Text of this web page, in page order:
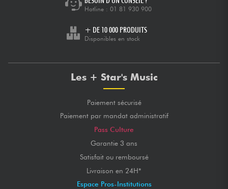
Voir nos marques
Hotline : 01 81 930 900
+ DE 10 000 PRODUITS
Disponibles en stock
Les + Star's Music
Paiement sécurisé
Paiement par mandat administratif
Pass Culture
Garantie 3 ans
Satisfait ou remboursé
Livraison en 24H*
Espace Pros-Institutions